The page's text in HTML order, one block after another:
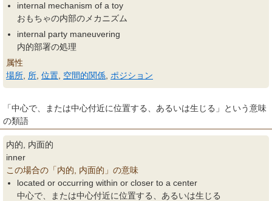
internal mechanism of a toy
おもちゃの内部のメカニズム
internal party maneuvering
内的部署の処理
属性
場所 所 位置 空間的関係 ポジション
「中心で、または中心付近に位置する、あるいは生じる」という意味
の類語
内的, 内面的
inner
この場合の「内的, 内面的」の意味
located or occurring within or closer to a center
中心で、または中心付近に位置する、あるいは生じる